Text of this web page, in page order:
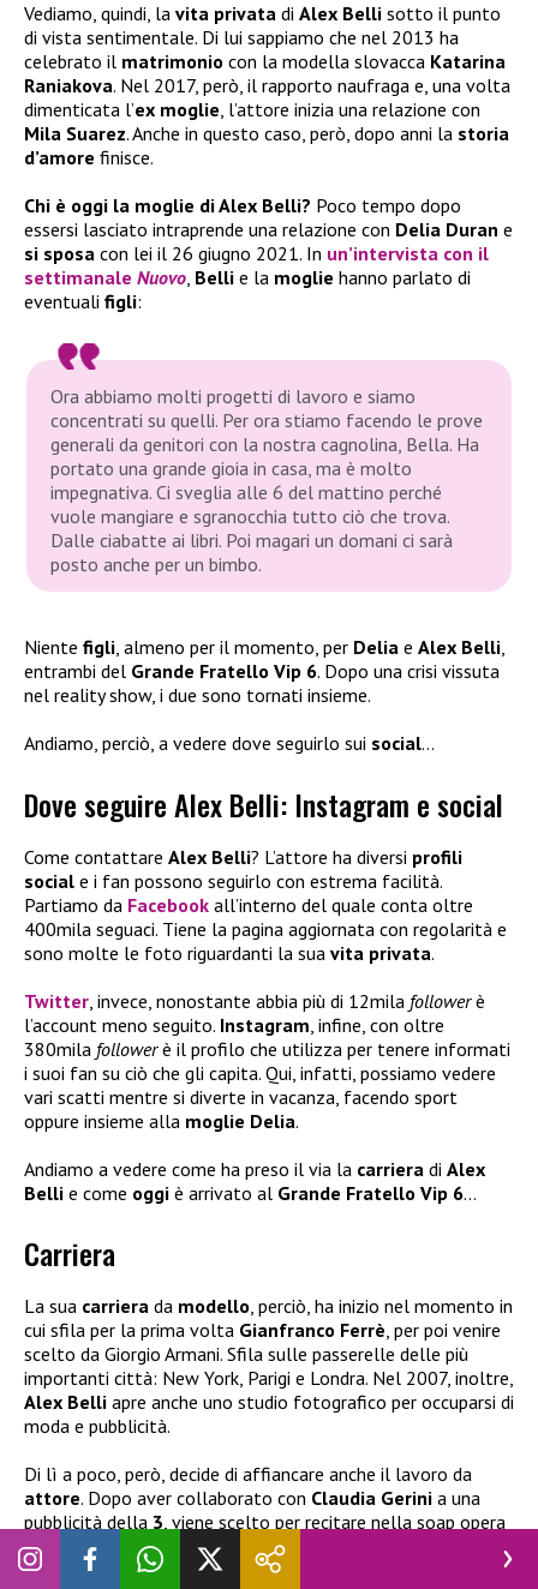
Vediamo, quindi, la vita privata di Alex Belli sotto il punto
di vista sentimentale. Di lui sappiamo che nel 2013 ha
celebrato il matrimonio con la modella slovacca Katarina
Raniakova. Nel 2017, però, il rapporto naufraga e, una volta
dimenticata l’ex moglie, l’attore inizia una relazione con
Mila Suarez. Anche in questo caso, però, dopo anni la storia
d’amore finisce.
Chi è oggi la moglie di Alex Belli? Poco tempo dopo
essersi lasciato intraprende una relazione con Delia Duran e
si sposa con lei il 26 giugno 2021. In un’intervista con il
settimanale Nuovo, Belli e la moglie hanno parlato di
eventuali figli:
Ora abbiamo molti progetti di lavoro e siamo
concentrati su quelli. Per ora stiamo facendo le prove
generali da genitori con la nostra cagnolina, Bella. Ha
portato una grande gioia in casa, ma è molto
impegnativa. Ci sveglia alle 6 del mattino perché
vuole mangiare e sgranocchia tutto ciò che trova.
Dalle ciabatte ai libri. Poi magari un domani ci sarà
posto anche per un bimbo.
Niente figli, almeno per il momento, per Delia e Alex Belli,
entrambi del Grande Fratello Vip 6. Dopo una crisi vissuta
nel reality show, i due sono tornati insieme.
Andiamo, perciò, a vedere dove seguirlo sui social…
Dove seguire Alex Belli: Instagram e social
Come contattare Alex Belli? L’attore ha diversi profili
social e i fan possono seguirlo con estrema facilità.
Partiamo da Facebook all’interno del quale conta oltre
400mila seguaci. Tiene la pagina aggiornata con regolarità e
sono molte le foto riguardanti la sua vita privata.
Twitter , invece, nonostante abbia più di 12mila followerè
l’account meno seguito. Instagram , infine, con oltre
380mila followerè il profilo che utilizza per tenere informati
i suoi fan su ciò che gli capita. Qui, infatti, possiamo vedere
vari scatti mentre si diverte in vacanza, facendo sport
oppure insieme alla moglie Delia.
Andiamo a vedere come ha preso il via la carriera di Alex
Belli e come oggi è arrivato al Grande Fratello Vip 6…
Carriera
La sua carriera da modello, perciò, ha inizio nel momento in
cui sfila per la prima volta Gianfranco Ferrè, per poi venire
scelto da Giorgio Armani. Sfila sulle passerelle delle più
importanti città: New York, Parigi e Londra. Nel 2007, inoltre,
Alex Belli apre anche uno studio fotografico per occuparsi di
moda e pubblicità.
Di lì a poco, però, decide di affiancare anche il lavoro da
attore. Dopo aver collaborato con Claudia Gerini a una
pubblicità della 3, viene scelto per recitare nella soap opera
CentoVetrine . Dal 2010, infatti, ha il ruolo fisso di Jacopo
Castelli. La crescente popolarità, perciò, lo porta a